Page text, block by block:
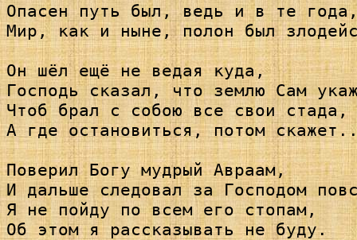
Опасен путь был, ведь и в те
Мир, как и ныне, полон был
Он шёл ещё не ведая куда,
Господь сказал, что землю Сам
Чтоб брал с собою все свои стада,
А где остановиться, потом
Поверил Богу мудрый Авраам,
И дальше следовал за Господом
Я не пойду по всем его стопам,
Об этом я рассказывать не буду.